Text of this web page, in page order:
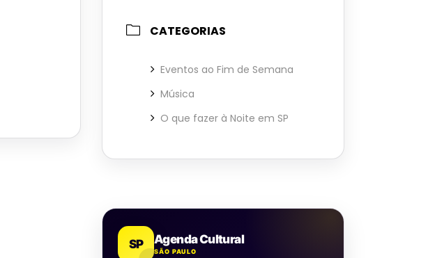
CATEGORIAS
Eventos ao Fim de Semana
Música
O que fazer à Noite em SP
SP Agenda Cultural
SÃO PAULO